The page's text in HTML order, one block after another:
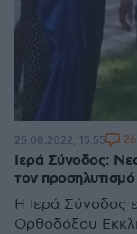
Ιερά Σύνοδος:
τον
Η Ιερά Σύνοδος
Ορθοδόξου
25.08.2022, 15:55 26